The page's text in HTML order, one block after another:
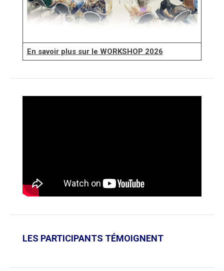
En savoir plus sur le WORKSHOP 2026
LES PARTICIPANTS TÉMOIGNENT